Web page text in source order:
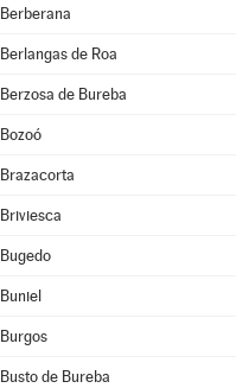
Berberana
Berlangas de Roa
Berzosa de Bureba
Bozoó
Brazacorta
Briviesca
Bugedo
Buniel
Burgos
Busto de Bureba